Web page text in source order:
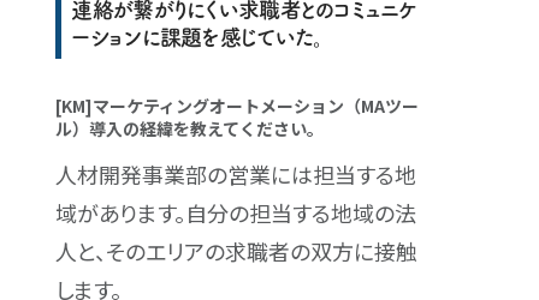
連絡が繋がりにくい求職者とのコミュニケ
ーションに課題を感じていた。
[KM]マーケティングオートメーション（MAツー
ル）導入の経緯を教えてください。
人材開発事業部の営業には担当する地
域があります。自分の担当する地域の法
人と、そのエリアの求職者の双方に接触
します。